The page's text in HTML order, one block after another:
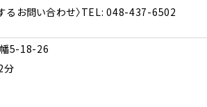
るお問い合わせ〉TEL: 048-437-6502
5-18-26
分